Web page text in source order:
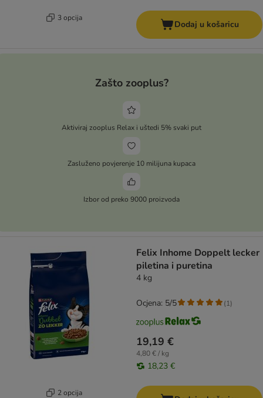
3 opcija
Dodaj u košaricu
Zašto zooplus?
Aktiviraj zooplus Relax i uštedi 5% svaki put
Zasluženo povjerenje 10 milijuna kupaca
Izbor od preko 9000 proizvoda
2 opcija
Felix Inhome Doppelt lecker
piletina i puretina
4 kg
19,19 €
4,80 € / kg
18,23 €
Ocjena: 5/5 (1)